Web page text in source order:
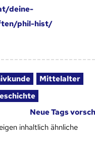
deine-
phil-hist/
Mittelalter
Neue Tags
inhaltlich ähnliche